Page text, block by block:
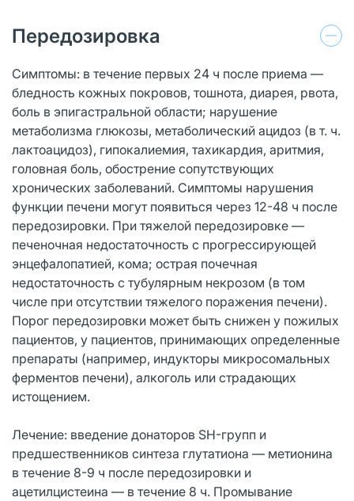
Передозировка
Симптомы: в течение первых 24 ч после приема —
бледность кожных покровов, тошнота, диарея, рвота,
боль в эпигастральной области; нарушение
метаболизма глюкозы, метаболический ацидоз (в т. ч.
лактоацидоз), гипокалиемия, тахикардия, аритмия,
головная боль, обострение сопутствующих
хронических заболеваний. Симптомы нарушения
функции печени могут появиться через 12-48 ч после
передозировки. При тяжелой передозировке —
печеночная недостаточность с прогрессирующей
энцефалопатией, кома; острая почечная
недостаточность с тубулярным некрозом (в том
числе при отсутствии тяжелого поражения печени).
Порог передозировки может быть снижен у пожилых
пациентов, у пациентов, принимающих определенные
препараты (например, индукторы микросомальных
ферментов печени), алкоголь или страдающих
истощением.
Лечение: введение донаторов SH-групп и
предшественников синтеза глутатиона — метионина
в течение 8-9 ч после передозировки и
ацетилцистеина — в течение 8 ч. Промывание